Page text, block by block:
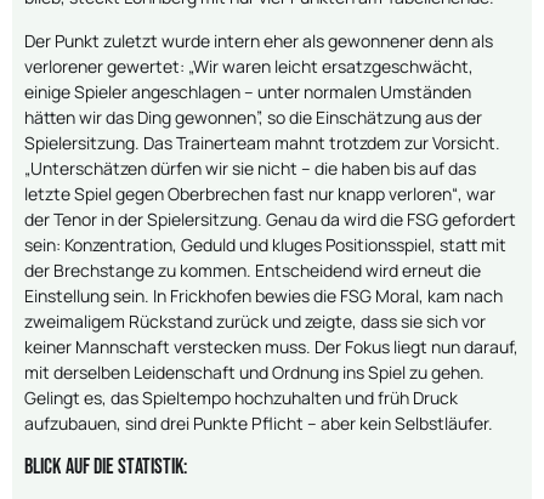
Der Punkt zuletzt wurde intern eher als gewonnener denn als
verlorener gewertet: „Wir waren leicht ersatzgeschwächt,
einige Spieler angeschlagen – unter normalen Umständen
hätten wir das Ding gewonnen”, so die Einschätzung aus der
Spielersitzung. Das Trainerteam mahnt trotzdem zur Vorsicht.
„Unterschätzen dürfen wir sie nicht – die haben bis auf das
letzte Spiel gegen Oberbrechen fast nur knapp verloren“, war
der Tenor in der Spielersitzung. Genau da wird die FSG gefordert
sein: Konzentration, Geduld und kluges Positionsspiel, statt mit
der Brechstange zu kommen. Entscheidend wird erneut die
Einstellung sein. In Frickhofen bewies die FSG Moral, kam nach
zweimaligem Rückstand zurück und zeigte, dass sie sich vor
keiner Mannschaft verstecken muss. Der Fokus liegt nun darauf,
mit derselben Leidenschaft und Ordnung ins Spiel zu gehen.
Gelingt es, das Spieltempo hochzuhalten und früh Druck
aufzubauen, sind drei Punkte Pflicht – aber kein Selbstläufer.
Blick auf die Statistik: